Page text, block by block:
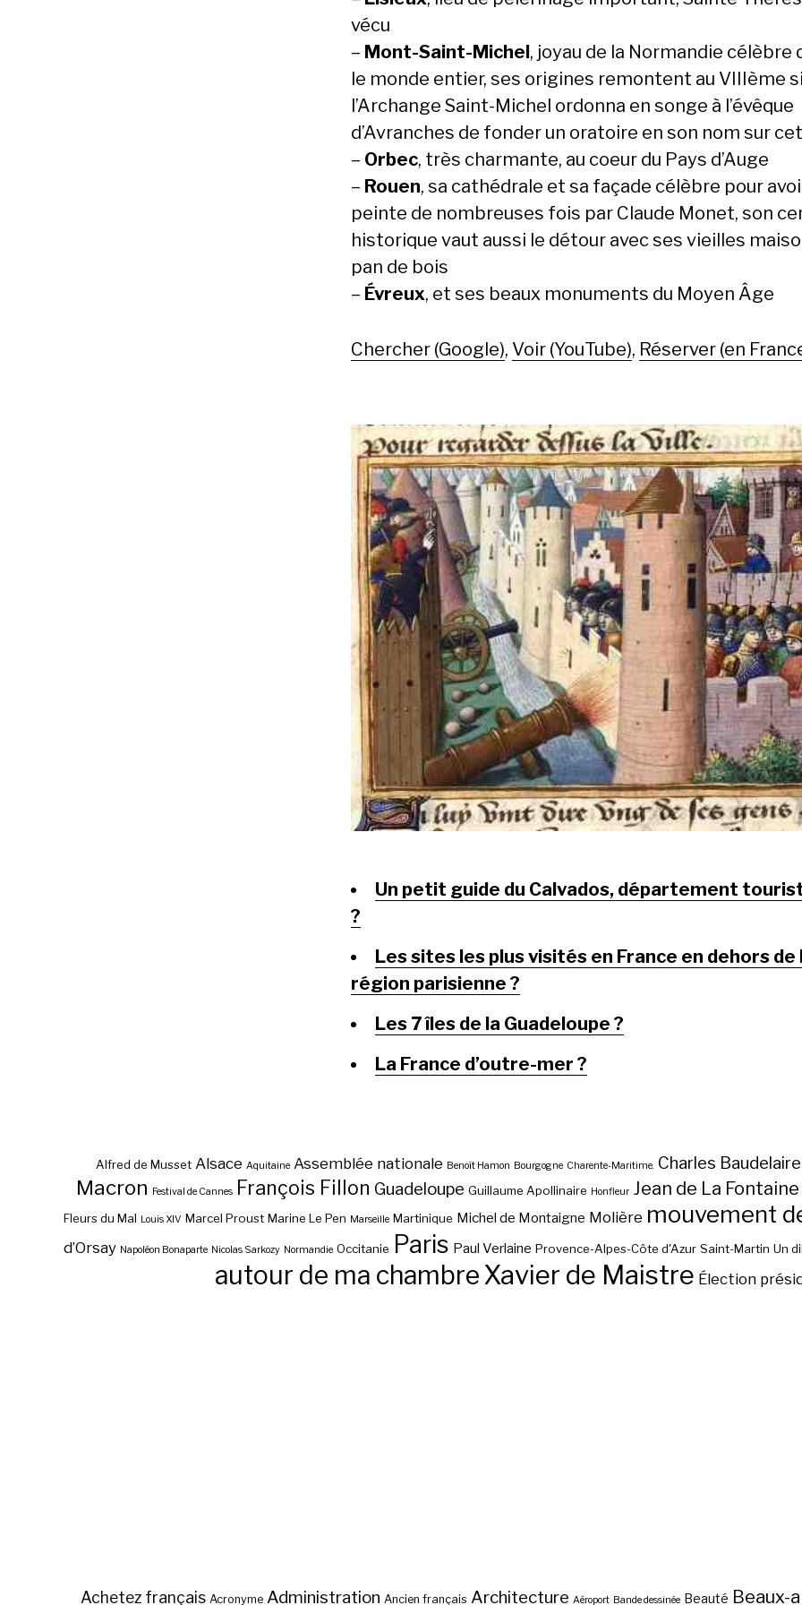
vécu
– Mont-Saint-Michel, joyau de la Normandie célèbre
le monde entier, ses origines remontent au VIIIème
l’Archange Saint-Michel ordonna en songe à l’évêque
d’Avranches de fonder un oratoire en son nom sur
– Orbec, très charmante, au coeur du Pays d’Auge
– Rouen, sa cathédrale et sa façade célèbre pour
peinte de nombreuses fois par Claude Monet, son
historique vaut aussi le détour avec ses vieilles
pan de bois
– Évreux, et ses beaux monuments du Moyen Âge
Chercher (Google), Voir (YouTube), Réserver (en
Un petit guide du Calvados, département
?
Les sites les plus visités en France en dehors de
région parisienne ?
Les 7 îles de la Guadeloupe ?
La France d’outre-mer ?
Alfred de Musset Alsace Aquitaine Assemblée nationale Benoît Hamon Bourgogne Charente-Maritime. Charles Baudelaire
Macron Festival de Cannes François Fillon Guadeloupe Guillaume Apollinaire Honfleur Jean de La Fontaine
Fleurs du Mal Louis XIV Marcel Proust Marine Le Pen Marseille Martinique Michel de Montaigne Molière mouvement
d’Orsay Napoléon Bonaparte Nicolas Sarkozy Normandie Occitanie Paris Paul Verlaine Provence-Alpes-Côte d'Azur Saint-Martin Un
autour de ma chambreXavier de Maistre Élection
Achetez français Acronyme Administration Ancien français Architecture Aéroport Bande dessinée Beauté Beaux-